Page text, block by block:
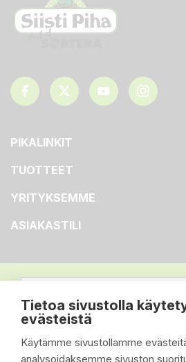
Tietoa sivustolla
evästeistä
Käytämme sivustollamme
analysoidaksemme sivuston
PIKALINKIT
TUOTTEET
YRITYKSEMME
ASIAKASTILI